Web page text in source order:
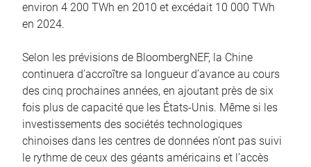
environ 4 200 TWh en 2010 et excédait 10 000 TWh
en 2024.
Selon les prévisions de BloombergNEF, la Chine
continuera d’accroître sa longueur d’avance au cours
des cinq prochaines années, en ajoutant près de six
fois plus de capacité que les États-Unis. Même si les
investissements des sociétés technologiques
chinoises dans les centres de données n’ont pas suivi
le rythme de ceux des géants américains et l’accès